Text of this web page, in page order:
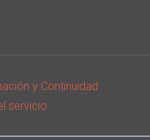
y Continuidad
servicio